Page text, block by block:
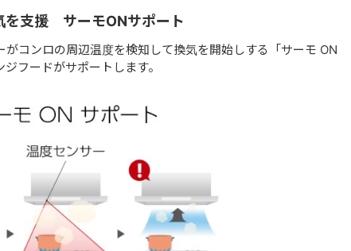
を支援 サーモONサポート
コンロの周辺温度を検知して換気を開始しする「サーモ ON
フードがサポートします。